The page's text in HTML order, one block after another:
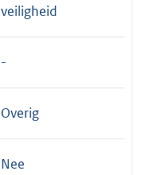
veiligheid
Overig
Nee